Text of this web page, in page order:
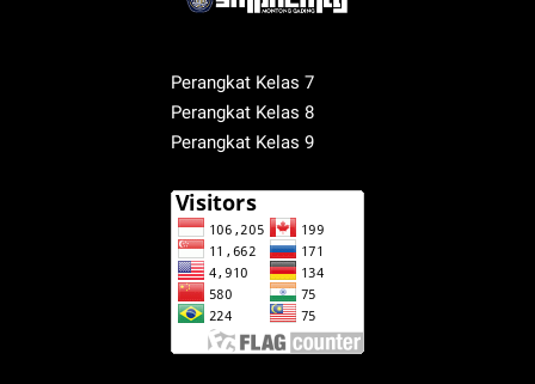
Perangkat Kelas 7
Perangkat Kelas 8
Perangkat Kelas 9